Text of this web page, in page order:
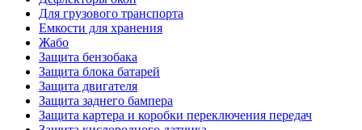
Для грузового транспорта
Емкости для хранения
Жабо
Защита бензобака
Защита блока батарей
Защита двигателя
Защита заднего бампера
Защита картера и коробки переключения передач